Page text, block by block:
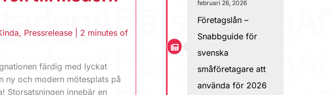
, Pressrelease
2 minutes of
färdig med lyckat
ny och modern mötesplats på
Storsatsningen innebär en
februari 26, 2026
Företagslån –
Snabbguide för
svenska
småföretagare att
använda för 2026